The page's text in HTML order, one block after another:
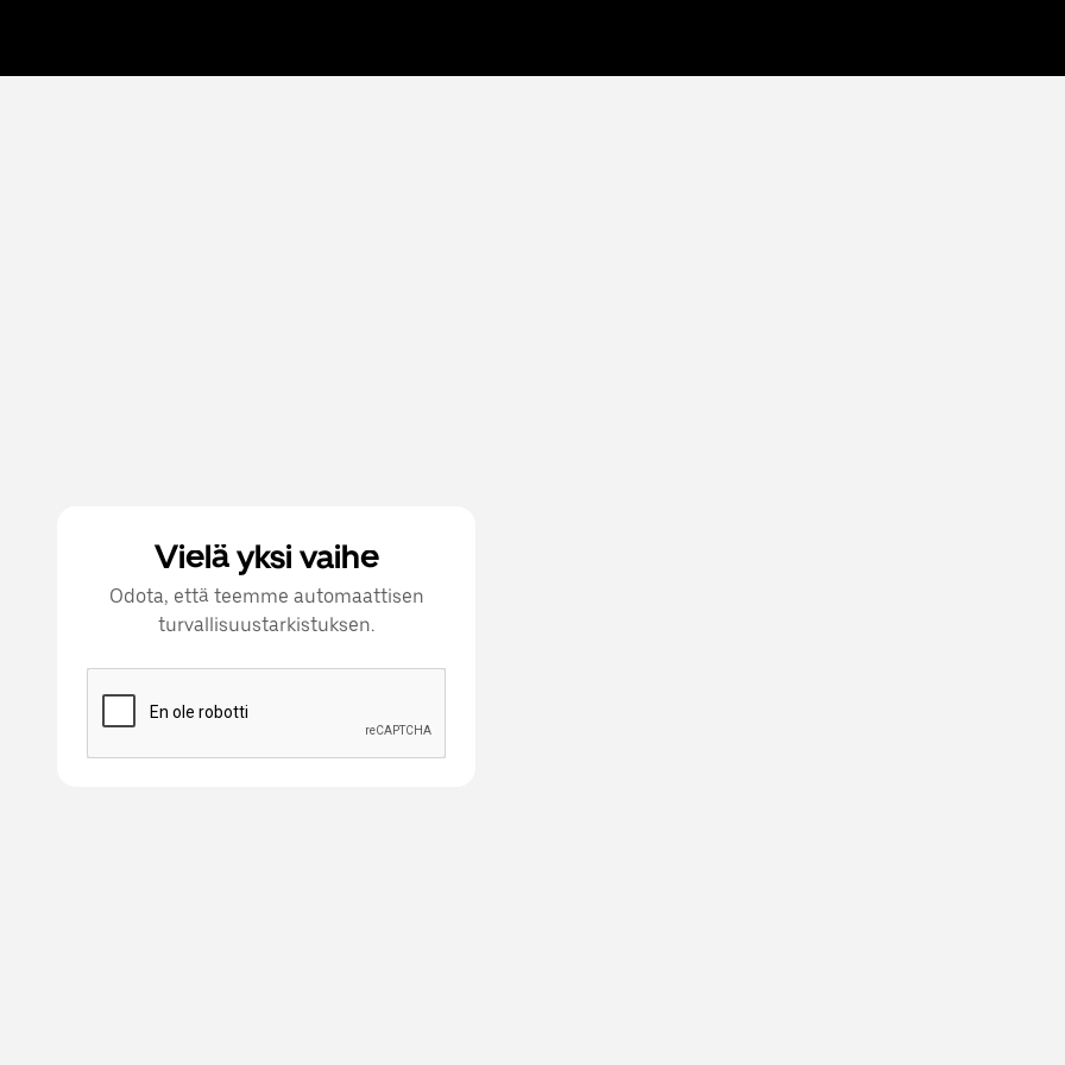
Vielä yksi vaihe
Odota, että teemme automaattisen
turvallisuustarkistuksen.